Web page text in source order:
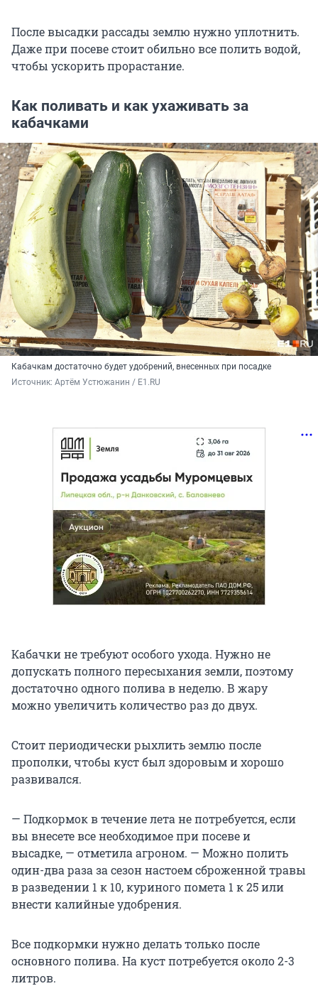
После высадки рассады землю нужно уплотнить.
Даже при посеве стоит обильно все полить водой,
чтобы ускорить прорастание.
Как поливать и как ухаживать за
кабачками
Кабачкам достаточно будет удобрений, внесенных при посадке
Источник: Артём Устюжанин / E1.RU
Кабачки не требуют особого ухода. Нужно не
допускать полного пересыхания земли, поэтому
достаточно одного полива в неделю. В жару
можно увеличить количество раз до двух.
Стоит периодически рыхлить землю после
прополки, чтобы куст был здоровым и хорошо
развивался.
— Подкормок в течение лета не потребуется, если
вы внесете все необходимое при посеве и
высадке, — отметила агроном. — Можно полить
один-два раза за сезон настоем сброженной травы
в разведении 1 к 10, куриного помета 1 к 25 или
внести калийные удобрения.
Все подкормки нужно делать только после
основного полива. На куст потребуется около 2-3
литров.